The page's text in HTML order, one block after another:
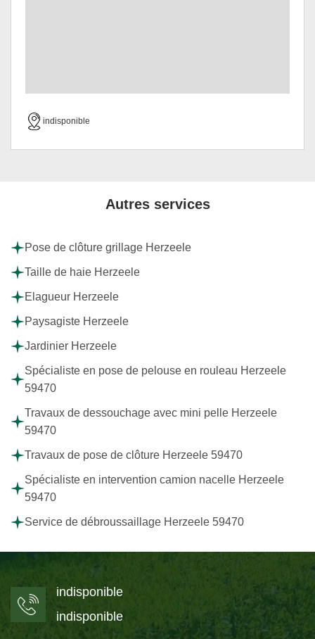
indisponible
Autres services
Pose de clôture grillage Herzeele
Taille de haie Herzeele
Elagueur Herzeele
Paysagiste Herzeele
Jardinier Herzeele
Spécialiste en pose de pelouse en rouleau Herzeele
59470
Travaux de dessouchage avec mini pelle Herzeele
59470
Travaux de pose de clôture Herzeele 59470
Spécialiste en intervention camion nacelle Herzeele
59470
Service de débroussaillage Herzeele 59470
indisponible
indisponible